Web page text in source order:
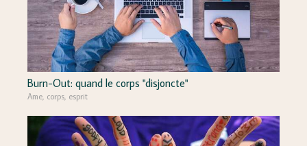
Burn-Out: quand le corps "disjoncte"
Ame, corps, esprit